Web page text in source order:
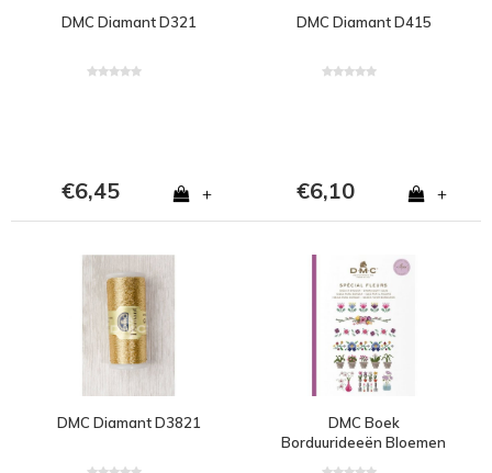
DMC Diamant D321
€6,45 +
DMC Diamant D415
€6,10 +
DMC Diamant D3821
DMC Boek
Borduurideeën Bloemen